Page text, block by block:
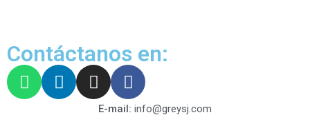
Contáctanos en:
E-mail: info@greysj.com